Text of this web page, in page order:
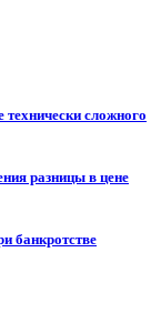
технически сложного
разницы в цене
банкротстве